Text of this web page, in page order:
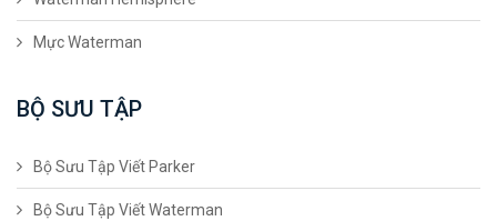
Mực Waterman
BỘ SƯU TẬP
Bộ Sưu Tập Viết Parker
Bộ Sưu Tập Viết Waterman